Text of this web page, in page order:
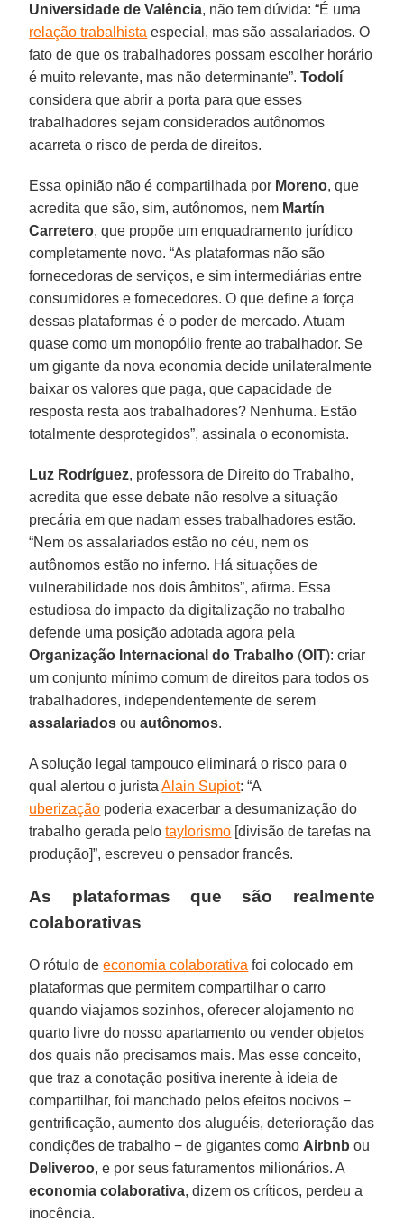
Universidade de Valência, não tem dúvida: “É uma
relação trabalhista especial, mas são assalariados. O
fato de que os trabalhadores possam escolher horário
é muito relevante, mas não determinante”.Todolí
considera que abrir a porta para que esses
trabalhadores sejam considerados autônomos
acarreta o risco de perda de direitos.
Essa opinião não é compartilhada por Moreno, que
acredita que são, sim, autônomos, nem Martín
Carretero, que propõe um enquadramento jurídico
completamente novo. “As plataformas não são
fornecedoras de serviços, e sim intermediárias entre
consumidores e fornecedores. O que define a força
dessas plataformas é o poder de mercado. Atuam
quase como um monopólio frente ao trabalhador. Se
um gigante da nova economia decide unilateralmente
baixar os valores que paga, que capacidade de
resposta resta aos trabalhadores? Nenhuma. Estão
totalmente desprotegidos”, assinala o economista.
Luz Rodríguez, professora de Direito do Trabalho,
acredita que esse debate não resolve a situação
precária em que nadam esses trabalhadores estão.
“Nem os assalariados estão no céu, nem os
autônomos estão no inferno. Há situações de
vulnerabilidade nos dois âmbitos”, afirma. Essa
estudiosa do impacto da digitalização no trabalho
defende uma posição adotada agora pela
Organização Internacional do Trabalho (OIT): criar
um conjunto mínimo comum de direitos para todos os
trabalhadores, independentemente de serem
assalariados ouautônomos.
A solução legal tampouco eliminará o risco para o
qual alertou o juristaAlain Supiot: “A
uberização poderia exacerbar a desumanização do
trabalho gerada pelotaylorismo [divisão de tarefas na
produção]”, escreveu o pensador francês.
As plataformas que são realmente
colaborativas
O rótulo deeconomia colaborativa foi colocado em
plataformas que permitem compartilhar o carro
quando viajamos sozinhos, oferecer alojamento no
quarto livre do nosso apartamento ou vender objetos
dos quais não precisamos mais. Mas esse conceito,
que traz a conotação positiva inerente à ideia de
compartilhar, foi manchado pelos efeitos nocivos −
gentrificação, aumento dos aluguéis, deterioração das
condições de trabalho − de gigantes como Airbnb ou
Deliveroo, e por seus faturamentos milionários. A
economia colaborativa, dizem os críticos, perdeu a
inocência.